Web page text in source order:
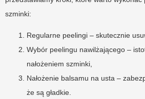
szminki:
Regularne peelingi – skutecznie
Wybór peelingu nawilżającego –
nałożeniem szminki,
Nałożenie balsamu na usta –
że są gładkie.